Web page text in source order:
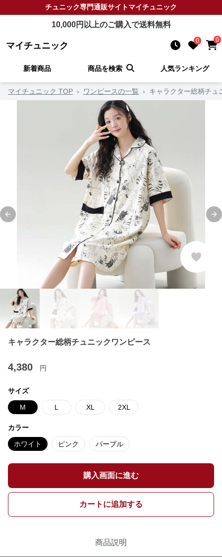
チュニック専門通販サイトマイチュニック
10,000円以上のご購入で送料無料
マイチュニック 0 0
新着商品 商品を検索 人気ランキング
マイチュニック TOP › ワンピースの一覧 › キャラクター総柄チュ
Previous slide
キャラクター総柄チュニックワンピース
4,380 円
サイズ
M L XL 2XL
カラー
ホワイト ピンク パープル
購入画面に進む
カートに追加する
商品説明